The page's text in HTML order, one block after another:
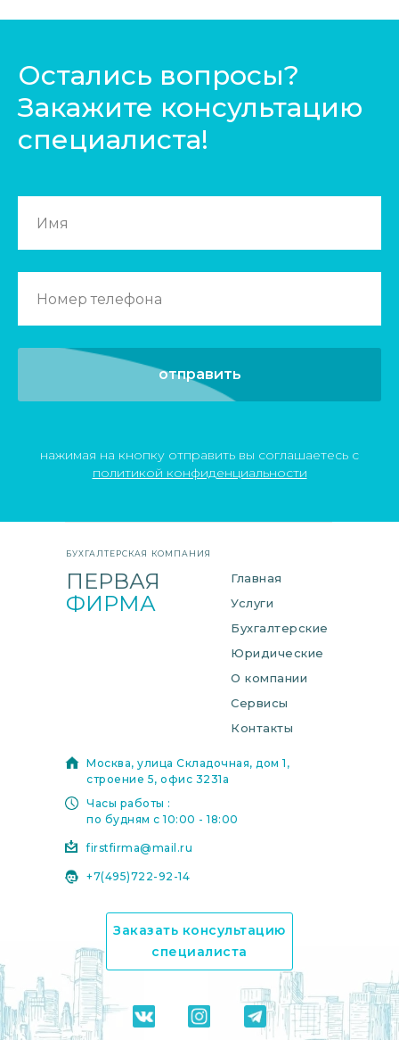
Остались вопросы?
Закажите консультацию
специалиста!
отправить
нажимая на кнопку отправить вы соглашаетесь с
политикой конфиденциальности
ПЕРВАЯ
ФИРМА
Заказать консультацию
специалиста
Главная
Услуги
Бухгалтерские
Юридические
Сервисы
Контакты
О компании
Москва, улица Складочная, дом 1,
строение 5, офис 3231а
Часы работы :
по будням с 10:00 - 18:00
+7(495)722-92-14
firstfirma@mail.ru
БУХГАЛТЕРСКАЯ КОМПАНИЯ